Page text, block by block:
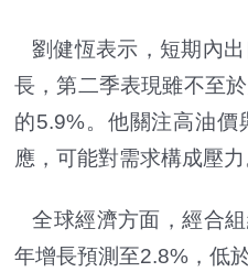
劉健恆表示，短期內
長，第二季表現雖不至
的5.9%。他關注高油
應，可能對需求構成壓力
全球經濟方面，經合
年增長預測至2.8%，低